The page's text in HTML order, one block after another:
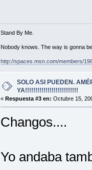
Stand By Me.
Nobody knows. The way is gonna
http://spaces.msn.com/members/
SOLO ASI PUEDEN.
YA!!!!!!!!!!!!!!!!!!!!!!!!!!
« Respuesta #3 en: Octubre 15,
Changos....
Yo andaba